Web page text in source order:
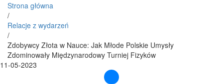
Strona główna
/
Relacje z wydarzeń
/
Zdobywcy Złota w Nauce: Jak Młode Polskie Umysły
Zdominowały Międzynarodowy Turniej Fizyków
11-05-2023